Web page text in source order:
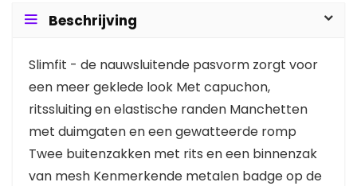
Beschrijving
Slimfit - de nauwsluitende pasvorm zorgt voor
een meer geklede look Met capuchon,
ritssluiting en elastische randen Manchetten
met duimgaten en een gewatteerde romp
Twee buitenzakken met rits en een binnenzak
van mesh Kenmerkende metalen badge op de